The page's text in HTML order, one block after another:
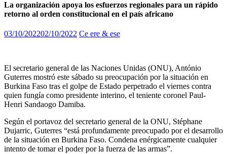
La organización apoya los esfuerzos regionales para un rápido
retorno al orden constitucional en el país africano
03/10/202202/10/2022 Ce ere & ese
El secretario general de las Naciones Unidas (ONU), António
Guterres mostró este sábado su preocupación por la situación en
Burkina Faso tras el golpe de Estado perpetrado el viernes contra
quien fungía como presidente interino, el teniente coronel Paul-
Henri Sandaogo Damiba.
Según el portavoz del secretario general de la ONU, Stéphane
Dujarric, Guterres “está profundamente preocupado por el desarrollo
de la situación en Burkina Faso. Condena enérgicamente cualquier
intento de tomar el poder por la fuerza de las armas”.